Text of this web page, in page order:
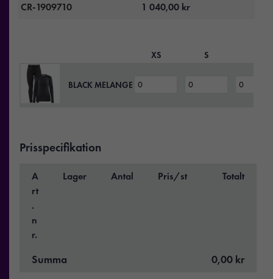
CR-1909710
1 040,00 kr
XS S
BLACK MELANGE
Prisspecifikation
A
rt
.
n
r.
Lager Antal Pris/st Totalt
Summa 0,00 kr